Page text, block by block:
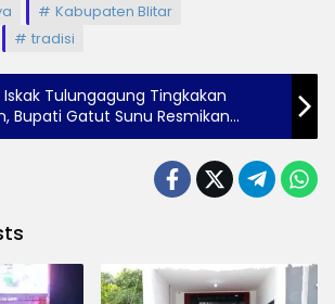
Kabupaten Blitar
tradisi
Iskak Tulungagung Tingkakan
Bupati Gatut Sunu Resmikan
Baru Berlantai Empat